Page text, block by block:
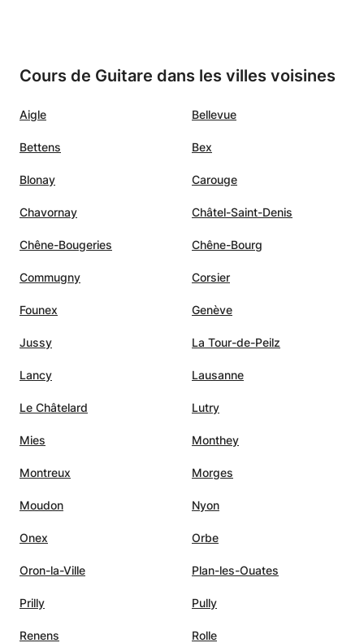
Cours de Guitare dans les villes voisines
Aigle Bellevue
Bettens Bex
Blonay Carouge
Chavornay Châtel-Saint-Denis
Chêne-Bougeries Chêne-Bourg
Commugny Corsier
Founex Genève
Jussy La Tour-de-Peilz
Lancy Lausanne
Le Châtelard Lutry
Mies Monthey
Montreux Morges
Moudon Nyon
Onex Orbe
Oron-la-Ville Plan-les-Ouates
Prilly Pully
Renens Rolle